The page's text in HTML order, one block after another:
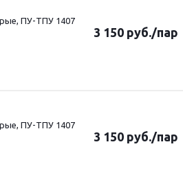
ПУ-ТПУ 1407
3 150 руб./пар
ПУ-ТПУ 1407
3 150 руб./пар